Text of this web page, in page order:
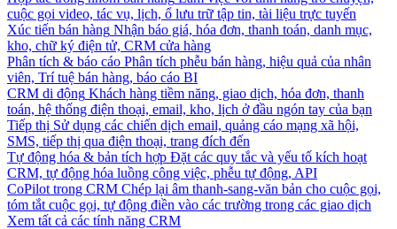
cuộc gọi video, tác vụ, lịch, ổ lưu trữ tập tin, tài liệu trực tuyến
Xúc tiến bán hàng Nhận báo giá, hóa đơn, thanh toán, danh mục,
kho, chữ ký điện tử, CRM cửa hàng
Phân tích & báo cáo Phân tích phễu bán hàng, hiệu quả của nhân
viên, Trí tuệ bán hàng, báo cáo BI
CRM di động Khách hàng tiềm năng, giao dịch, hóa đơn, thanh
toán, hệ thống điện thoại, email, kho, lịch ở đầu ngón tay của bạn
Tiếp thị Sử dụng các chiến dịch email, quảng cáo mạng xã hội,
SMS, tiếp thị qua điện thoại, trang đích đến
Tự động hóa & bản tích hợp Đặt các quy tắc và yếu tố kích hoạt
CRM, tự động hóa luồng công việc, phễu tự động, API
CoPilot trong CRM Chép lại âm thanh-sang-văn bản cho cuộc gọi,
tóm tắt cuộc gọi, tự động điền vào các trường trong các giao dịch
Xem tất cả các tính năng CRM